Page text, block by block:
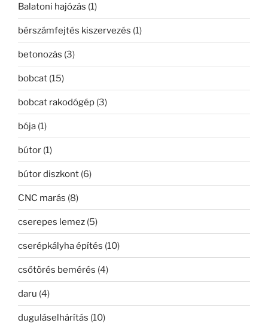
Balatoni hajózás (1)
bérszámfejtés kiszervezés (1)
betonozás (3)
bobcat (15)
bobcat rakodógép (3)
bója (1)
bútor (1)
bútor diszkont (6)
CNC marás (8)
cserepes lemez (5)
cserépkályha építés (10)
csőtörés bemérés (4)
daru (4)
duguláselhárítás (10)